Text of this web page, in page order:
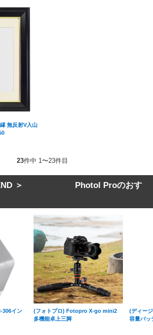
無反射V入山
23件中 1〜23件目
＞ Photol Proのおす
イン
(フォトプロ) Fotopro X-go mini2
多機能卓上三脚
(ディー
容量バッ